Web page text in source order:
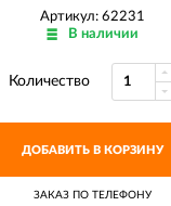
Артикул: 62231
В наличии
Количество
ДОБАВИТЬ В КОРЗИНУ
ЗАКАЗ ПО ТЕЛЕФОНУ